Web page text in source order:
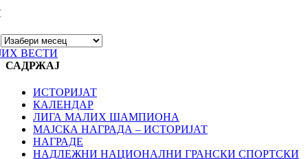
ВЕСТИ
САДРЖАЈ
ИСТОРИЈАТ
КАЛЕНДАР
ЛИГА МАЛИХ ШАМПИОНА
МАЈСКА НАГРАДА – ИСТОРИЈАТ
НАГРАДЕ
НАДЛЕЖНИ НАЦИОНАЛНИ ГРАНСКИ СПОРТСКИ